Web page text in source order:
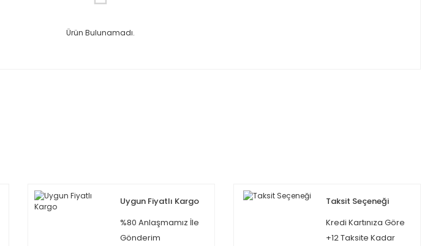
Ürün Bulunamadı.
Uygun Fiyatlı Kargo
%80 Anlaşmamız İle
Gönderim
Taksit Seçeneği
Kredi Kartınıza Göre
+12 Taksite Kadar